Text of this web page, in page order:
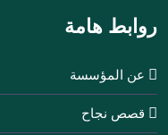
روابط هامة
عن المؤسسة
قصص نجاح